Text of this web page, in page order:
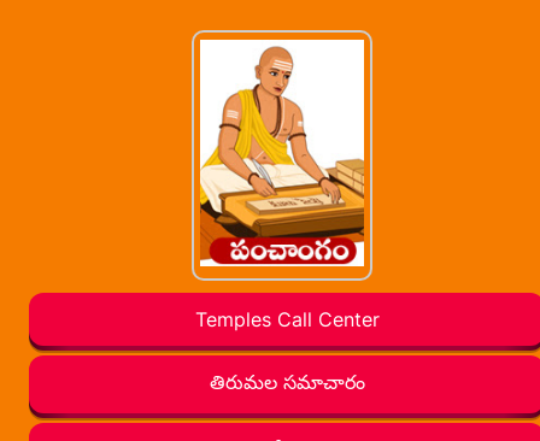
Temples Call Center
తిరుమల సమాచారం